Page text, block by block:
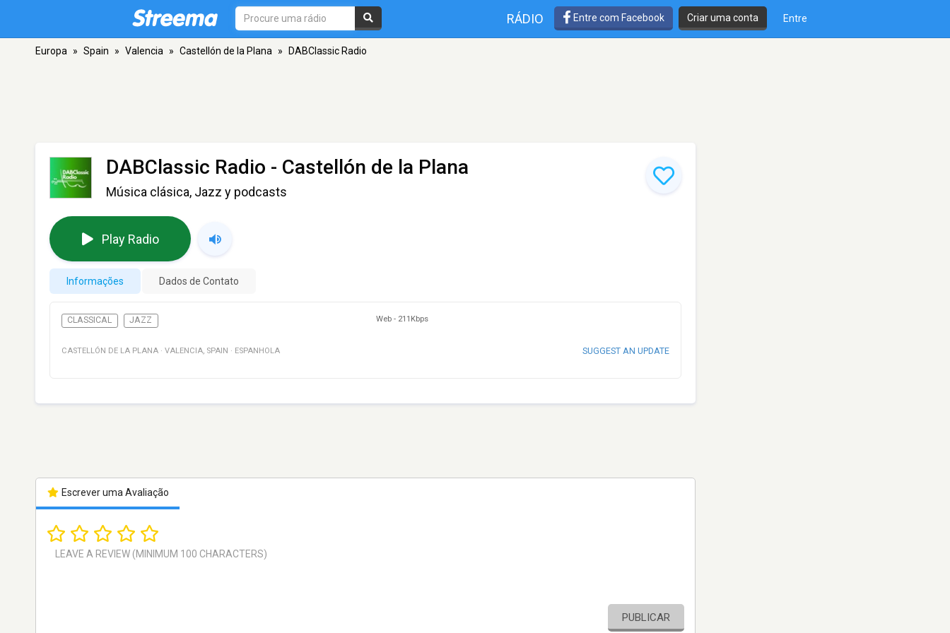
RÁDIO Entre com Facebook Criar uma conta Entre
Europa » Spain » Valencia » Castellón de la Plana » DABClassic Radio
DABClassic Radio - Castellón de la Plana
Música clásica, Jazz y podcasts
Play Radio
Informações Dados de Contato
CLASSICAL JAZZ Web - 211Kbps
CASTELLÓN DE LA PLANA · VALENCIA, SPAIN · ESPANHOLA SUGGEST AN UPDATE
Escrever uma Avaliação
PUBLICAR